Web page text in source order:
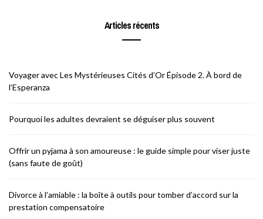
Articles récents
Voyager avec Les Mystérieuses Cités d’Or Épisode 2. À bord de
l’Esperanza
Pourquoi les adultes devraient se déguiser plus souvent
Offrir un pyjama à son amoureuse : le guide simple pour viser juste
(sans faute de goût)
Divorce à l’amiable : la boîte à outils pour tomber d’accord sur la
prestation compensatoire